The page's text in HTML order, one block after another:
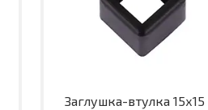
Заглушка-втулка 15х15